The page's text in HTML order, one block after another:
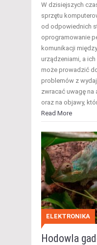
W dzisiejszych
sprzętu
od odpowiednich
oprogramowanie
komunikacji
urządzeniami, a
może prowadzić
problemów z
zwracać uwagę
oraz na objawy,
Read More
ELEKTRONIKA
Hodowla